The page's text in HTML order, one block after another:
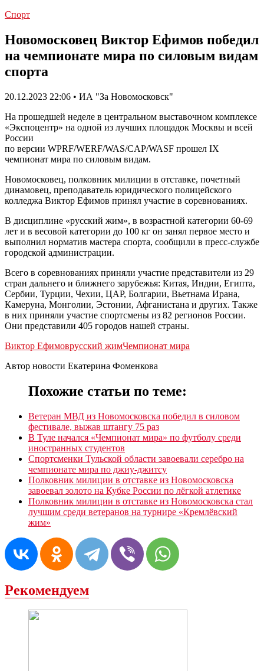
Спорт
Новомосковец Виктор Ефимов победил
на чемпионате мира по силовым видам
спорта
20.12.2023 22:06 • ИА "За Новомосковск"
На прошедшей неделе в центральном выставочном комплексе
«Экспоцентр» на одной из лучших площадок Москвы и всей
России
по версии WPRF/WERF/WAS/CAP/WASF прошел IX
чемпионат мира по силовым видам.
Новомосковец, полковник милиции в отставке, почетный
динамовец, преподаватель юридического полицейского
колледжа Виктор Ефимов принял участие в соревнованиях.
В дисциплине «русский жим», в возрастной категории 60-69
лет и в весовой категории до 100 кг он занял первое место и
выполнил норматив мастера спорта, сообщили в пресс-службе
городской администрации.
Всего в соревнованиях приняли участие представители из 29
стран дальнего и ближнего зарубежья: Китая, Индии, Египта,
Сербии, Турции, Чехии, ЦАР, Болгарии, Вьетнама Ирана,
Камеруна, Монголии, Эстонии, Афганистана и других. Также
в них приняли участие спортсмены из 82 регионов России.
Они представили 405 городов нашей страны.
Виктор Ефимоврусский жимЧемпионат мира
Автор новости Екатерина Фоменкова
Похожие статьи по теме:
Ветеран МВД из Новомосковска победил в силовом
фестивале, выжав штангу 75 раз
В Туле начался «Чемпионат мира» по футболу среди
иностранных студентов
Спортсменки Тульской области завоевали серебро на
чемпионате мира по джиу-джитсу
Полковник милиции в отставке из Новомосковска
завоевал золото на Кубке России по лёгкой атлетике
Полковник милиции в отставке из Новомосковска стал
лучшим среди ветеранов на турнире «Кремлёвский
жим»
Рекомендуем